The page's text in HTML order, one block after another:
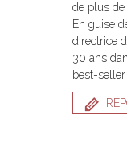
de plus de
En guise
directrice
30 ans
best-seller